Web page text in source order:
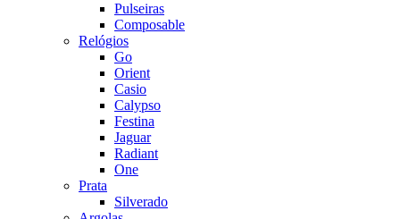
Pulseiras
Composable
Relógios
Go
Orient
Casio
Calypso
Festina
Jaguar
Radiant
One
Prata
Silverado